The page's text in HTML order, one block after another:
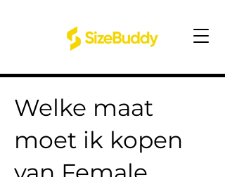
Welke maat
moet ik kopen